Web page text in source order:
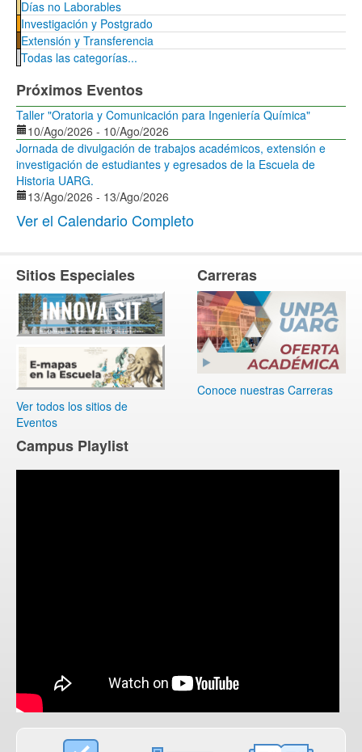
Días no Laborables
Investigación y Postgrado
Extensión y Transferencia
Todas las categorías...
Próximos Eventos
Taller "Oratoria y Comunicación para Ingeniería Química"
10/Ago/2026 - 10/Ago/2026
Jornada de divulgación de trabajos académicos, extensión e
investigación de estudiantes y egresados de la Escuela de
Historia UARG.
13/Ago/2026 - 13/Ago/2026
Ver el Calendario Completo
Sitios Especiales
Ver todos los sitios de
Eventos
Carreras
Conoce nuestras Carreras
Campus Playlist